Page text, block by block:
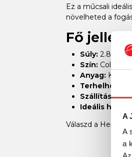
A
A
a
Ez a műcsali
növelheted a
Fő
Súly: 2.8
Szín: Color 80
Anyag: Kiváló
Szállítási
Ideális halak:
Válaszd a